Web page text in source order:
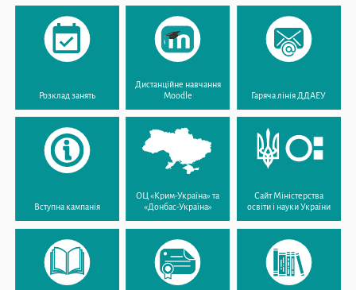
Розклад занять
Дистанційне навчання
Moodle
Гаряча лінія ДДАЕУ
Вступна кампанія
ОЦ «Крим-Україна» та
«Донбас-Україна»
Сайт Міністерства
освіти і науки України